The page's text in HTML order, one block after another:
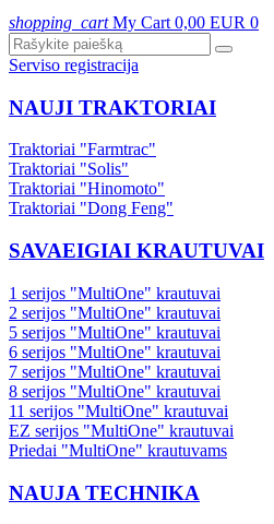
shopping_cart My Cart 0,00 EUR 0
Serviso registracija
NAUJI TRAKTORIAI
Traktoriai "Farmtrac"
Traktoriai "Solis"
Traktoriai "Hinomoto"
Traktoriai "Dong Feng"
SAVAEIGIAI KRAUTUVAI
1 serijos "MultiOne" krautuvai
2 serijos "MultiOne" krautuvai
5 serijos "MultiOne" krautuvai
6 serijos "MultiOne" krautuvai
7 serijos "MultiOne" krautuvai
8 serijos "MultiOne" krautuvai
11 serijos "MultiOne" krautuvai
EZ serijos "MultiOne" krautuvai
Priedai "MultiOne" krautuvams
NAUJA TECHNIKA